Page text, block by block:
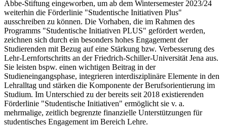
Abbe-Stiftung eingeworben, um ab dem Wintersemester 2023/24
weiterhin die Förderlinie "Studentische Initiativen Plus"
ausschreiben zu können. Die Vorhaben, die im Rahmen des
Programms "Studentische Initiativen PLUS" gefördert werden,
zeichnen sich durch ein besonders hohes Engagement der
Studierenden mit Bezug auf eine Stärkung bzw. Verbesserung des
Lehr-Lernfortschritts an der Friedrich-Schiller-Universität Jena aus.
Sie leisten bspw. einen wichtigen Beitrag in der
Studieneingangsphase, integrieren interdisziplinäre Elemente in den
Lehralltag und stärken die Komponente der Berufsorientierung im
Studium. Im Unterschied zu der bereits seit 2018 existierenden
Förderlinie "Studentische Initiativen" ermöglicht sie v. a.
mehrmalige, zeitlich begrenzte finanzielle Unterstützungen für
studentisches Engagement im Bereich Lehre.